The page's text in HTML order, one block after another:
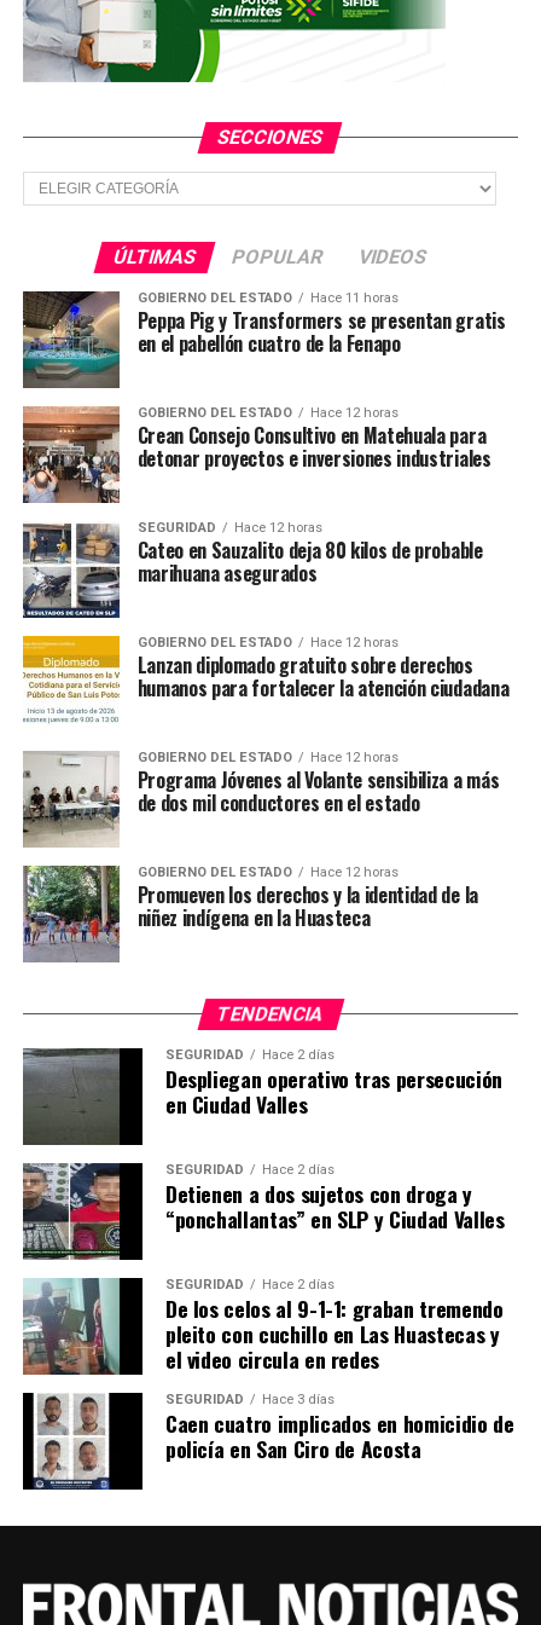
TEMAS RELACIONADOS
YA VIENE
contra tres personas en Tierra Blanca
Crece preocupación por ola de incendios de vehículos en
Ciudad Valles
SECCIONES
Secciones
ÚLTIMAS POPULAR VIDEOS
GOBIERNO DEL ESTADO Hace 11 horas
Peppa Pig y Transformers se presentan gratis
en el pabellón cuatro de la Fenapo
GOBIERNO DEL ESTADO Hace 12 horas
Crean Consejo Consultivo en Matehuala para
detonar proyectos e inversiones industriales
SEGURIDAD Hace 12 horas
Cateo en Sauzalito deja 80 kilos de probable
marihuana asegurados
GOBIERNO DEL ESTADO Hace 12 horas
Lanzan diplomado gratuito sobre derechos
humanos para fortalecer la atención ciudadana
GOBIERNO DEL ESTADO Hace 12 horas
Programa Jóvenes al Volante sensibiliza a más
de dos mil conductores en el estado
GOBIERNO DEL ESTADO Hace 12 horas
Promueven los derechos y la identidad de la
niñez indígena en la Huasteca
TENDENCIA
SEGURIDAD Hace 2 días
Despliegan operativo tras persecución
en Ciudad Valles
SEGURIDAD Hace 2 días
Detienen a dos sujetos con droga y
“ponchallantas” en SLP y Ciudad Valles
SEGURIDAD Hace 2 días
De los celos al 9-1-1: graban tremendo
pleito con cuchillo en Las Huastecas y
el video circula en redes
SEGURIDAD Hace 3 días
Caen cuatro implicados en homicidio de
policía en San Ciro de Acosta